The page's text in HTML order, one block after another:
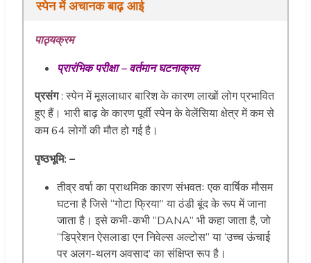
स्पेन में अचानक बाढ़ आई
पाठ्यक्रम
प्रारंभिक परीक्षा – वर्तमान घटनाक्रम
प्रसंग: स्पेन में मूसलाधार बारिश के कारण लाखों लोग प्रभावित
हुए हैं। भारी बाढ़ के कारण पूर्वी स्पेन के वेलेंसिया क्षेत्र में कम से
कम 64 लोगों की मौत हो गई है।
पृष्ठभूमि: –
तीव्र वर्षा का प्राथमिक कारण संभवतः एक वार्षिक मौसम
घटना है जिसे “गोटा फ्रिया” या ठंडी बूंद के रूप में जाना
जाता है। इसे कभी-कभी “DANA” भी कहा जाता है, जो
“डिप्रेशन ऐसलाडा एन निवेल्स अल्टोस” या ‘उच्च ऊंचाई
पर अलग-थलग अवसाद’ का संक्षिप्त रूप है।